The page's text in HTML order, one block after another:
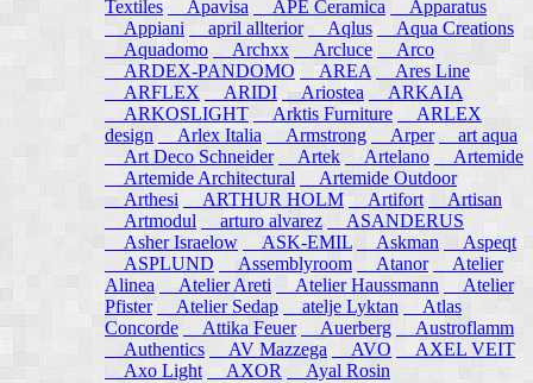
Textiles
Apavisa APE Ceramica
Apparatus
Appiani
april allterior Aqlus Aqua Creations
Aquadomo
Archxx Arcluce
Arco
ARDEX-PANDOMO
AREA
Ares Line
ARFLEX
ARIDI Ariostea
ARKAIA
ARKOSLIGHT
Arktis Furniture
ARLEX
design
Arlex Italia Armstrong Arper
art aqua
Art Deco Schneider
Artek Artelano
Artemide
Artemide Architectural
Artemide Outdoor
Arthesi
ARTHUR HOLM Artifort
Artisan
Artmodul
arturo alvarez
ASANDERUS
Asher Israelow
ASK-EMIL Askman
Aspeqt
ASPLUND
Assemblyroom Atanor
Atelier
Alinea
Atelier Areti Atelier Haussmann
Atelier
Pfister
Atelier Sedap atelje Lyktan
Atlas
Concorde
Attika Feuer Auerberg
Austroflamm
Authentics
AV Mazzega AVO
AXEL VEIT
Axo Light
AXOR Ayal Rosin